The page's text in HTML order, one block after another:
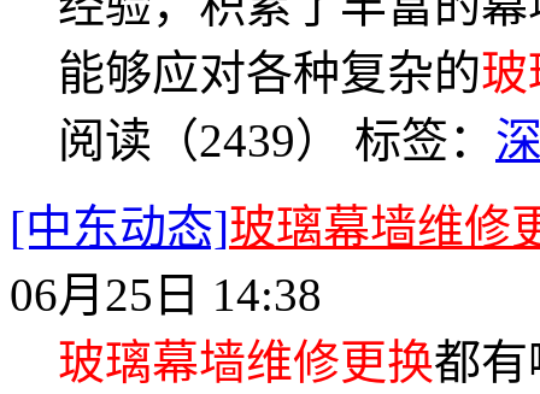
能够应对各种复杂的玻
阅读（2439） 标签：
[中东动态]玻璃幕墙维修
06月25日 14:38
玻璃幕墙维修更换都